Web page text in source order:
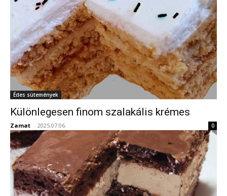
Édes sütemények
Különlegesen finom szalakális krémes
Zamat - 2025.07.06. 0